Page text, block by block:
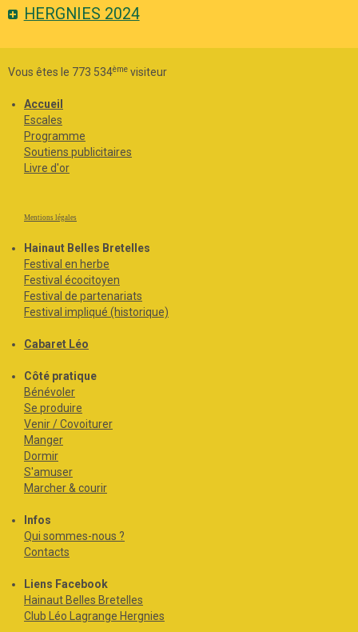
HERGNIES 2024
Vous êtes le 773 534ème visiteur
Accueil
Escales
Programme
Soutiens publicitaires
Livre d'or
Mentions légales
Hainaut Belles Bretelles
Festival en herbe
Festival écocitoyen
Festival de partenariats
Festival impliqué (historique)
Cabaret Léo
Côté pratique
Bénévoler
Se produire
Venir / Covoiturer
Manger
Dormir
S'amuser
Marcher & courir
Infos
Qui sommes-nous ?
Contacts
Liens Facebook
Hainaut Belles Bretelles
Club Léo Lagrange Hergnies